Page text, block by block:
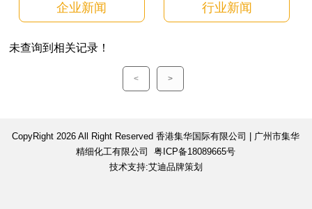
企业新闻 行业新闻
未查询到相关记录！
< >
CopyRight 2026 All Right Reserved 香港集华国际有限公司 | 广州市集华
精细化工有限公司粤ICP备18089665号
技术支持:艾迪品牌策划